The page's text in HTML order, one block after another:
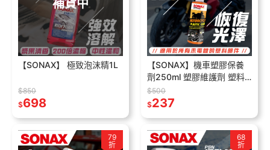
補貨中
【SONAX】 極致泡沫精1L
$850
$698
【SONAX】機車塑膠保養
劑250ml 塑膠維護劑 塑料
還原 輪胎保養 防刮塑料 恢
復塑料原有的光澤
$500
$237
79
折
68
折